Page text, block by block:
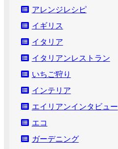
アレンジレシピ
イギリス
イタリア
イタリアンレストラン
いちご狩り
インテリア
エイリアンインタビュー
エコ
ガーデニング